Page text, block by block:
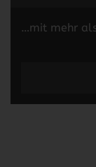
…mit mehr